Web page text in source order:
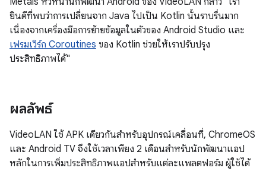
ยินดีที่พบว่าการเปลี่ยนจาก Java ไปเป็น Kotlin นั้นราบรื่นมาก
เนื่องจากเครื่องมือการย้ายข้อมูลในตัวของ Android Studio และ
เฟรมเวิร์ก Coroutines ของ Kotlin ช่วยให้เราปรับปรุง
ประสิทธิภาพได้"
ผลลัพธ์
VideoLAN ใช้ APK เดียวกันสำหรับอุปกรณ์เคลื่อนที่, ChromeOS
และ Android TV จึงใช้เวลาเพียง 2 เดือนสำหรับนักพัฒนาแอป
หลักในการเพิ่มประสิทธิภาพแอปสำหรับแต่ละแพลตฟอร์ม ผู้ใช้ได้